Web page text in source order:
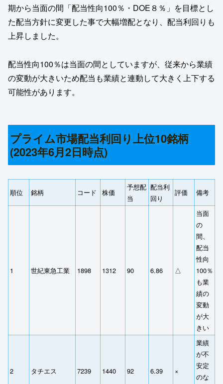
期から当面の間「配当性向100％・DOE８％」を目標とし
た配当方針に変更した事で大幅増配となり、配当利回りも
上昇しました。
配当性向100％は当面の間としていますが、従来から業績
の変動が大きいため配当も業績と連動して大きく上下する
可能性があります。
プライム市場配当利回り上位10銘柄
(2023年6月2日時点)
順位 銘柄 コード 株価
予想配
当
配当利
回り
評価 備考
1 世紀東急工業 1898 1312 90 6.86 △
当面
の
間、
配当
性向
100％
も業
績の
変動
が大
きい
2 タチエス 7239 1440 92 6.39 ×
業績
が不
安定
のな